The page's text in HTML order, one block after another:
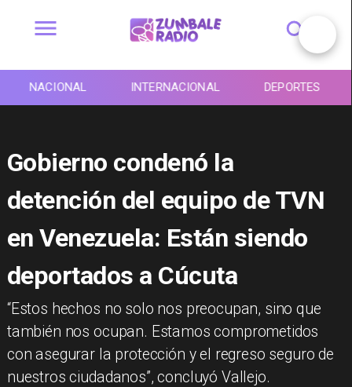
NACIONAL INTERNACIONAL DEPORTES
Gobierno condenó la
detención del equipo de TVN
en Venezuela: Están siendo
deportados a Cúcuta
“Estos hechos no solo nos preocupan, sino que
también nos ocupan. Estamos comprometidos
con asegurar la protección y el regreso seguro de
nuestros ciudadanos”, concluyó Vallejo.